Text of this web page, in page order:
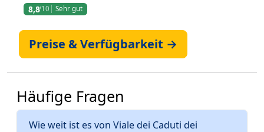
8,8/10 Sehr gut
Preise & Verfügbarkeit →
Häufige Fragen
Wie weit ist es von Viale dei Caduti dei